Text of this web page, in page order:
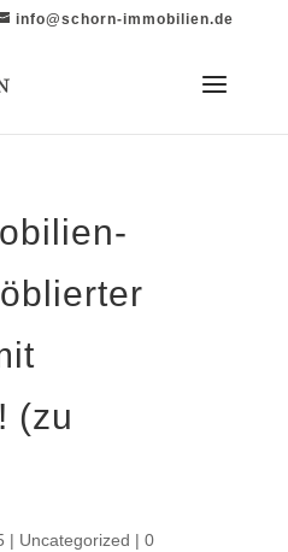
info@schorn-immobilien.de
(zu
| Uncategorized | 0